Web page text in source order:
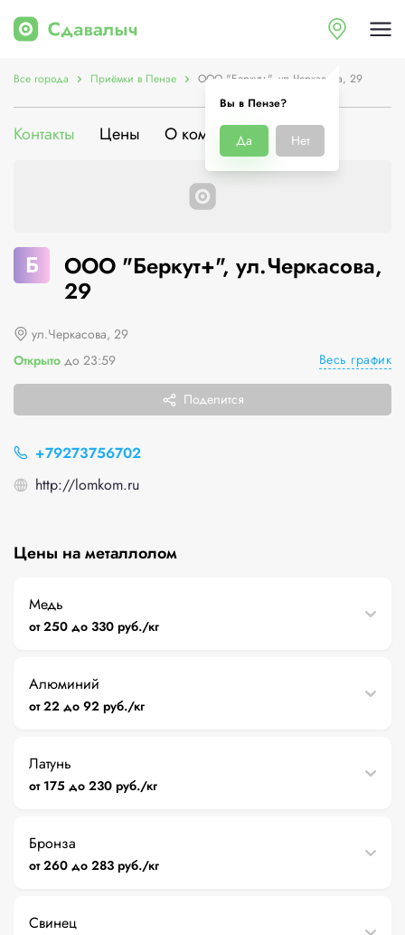
Вы в Пензе?
Да Нет
Все города Приёмки в Пензе ООО "Беркут+", ул.Черкасова, 29
Контакты Цены О компании
Б
ООО "Беркут+", ул.Черкасова,
29
ул.Черкасова, 29
Открыто до 23:59 Весь график
Поделится
+79273756702
http://lomkom.ru
Цены на металлолом
Медь
от 250 до 330 руб./кг
Алюминий
от 22 до 92 руб./кг
Латунь
от 175 до 230 руб./кг
Бронза
от 260 до 283 руб./кг
Свинец